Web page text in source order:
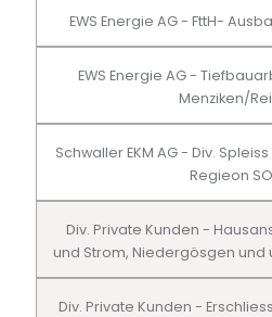
EWS Energie AG - FttH-
EWS Energie AG -
Menziken/
Schwaller EKM AG - Div.
Regieon
Div. Private Kunden -
und Strom, Niedergösgen
Div. Private Kunden -